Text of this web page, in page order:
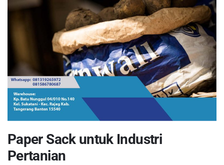
Paper Sack untuk Industri
Pertanian